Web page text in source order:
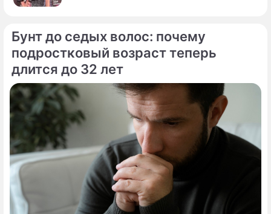
Бунт до седых волос: почему
подростковый возраст теперь
длится до 32 лет